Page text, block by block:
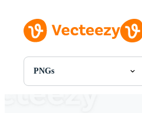
PNGs
Todas Imágenes